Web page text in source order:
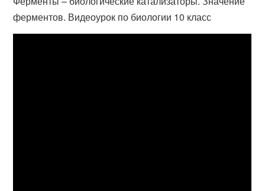
ферментов. Видеоурок по биологии 10 класс